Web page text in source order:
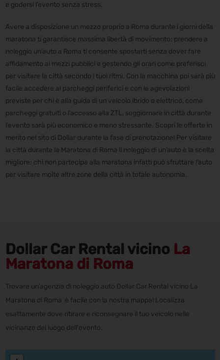
e godersi l’evento senza stress.
Avere a disposizione un mezzo proprio a Roma durante i giorni della
maratona ti garantisce massima libertà di movimento: prendere a
noleggio un’auto a Roma ti consente spostarti senza dover fare
affidamento ai mezzi pubblici e gestendo gli orari come preferisci
per visitare la città secondo i tuoi ritmi. Con la macchina poi sarà più
facile accedere ai parcheggi periferici e con le agevolazioni
previste per chi è alla guida di un veicolo ibrido o elettrico, come
parcheggi gratuiti o l’accesso alla ZTL, soggiornare in città durante
l’evento sarà più economico e meno stressante. Scopri le offerte in
merito nel sito di Dollar durante la fase di prenotazione! Per visitare
la città durante la Maratona di Roma il noleggio di un’auto è la scelta
migliore: chi non partecipa alla maratona infatti può sfruttare l’auto
per visitare molte altre zone della città in totale autonomia.
Dollar Car Rental vicino La
Maratona di Roma
Trovare un’agenzia di noleggio auto Dollar Car Rental vicino La
Maratona di Roma è facile con la nostra mappa! Localizza
esattamente dove ritirare e riconsegnare il tuo veicolo nelle
vicinanze del luogo dell'evento.